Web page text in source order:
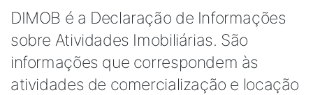
DIMOB é a Declaração de Informações
sobre Atividades Imobiliárias. São
informações que correspondem às
atividades de comercialização e locação